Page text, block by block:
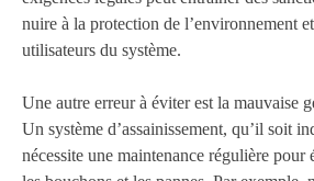
nuire à la protection de l’environnement
utilisateurs du système.
Une autre erreur à éviter est la mauvaise
Un système d’assainissement, qu’il soit
nécessite une maintenance régulière pour